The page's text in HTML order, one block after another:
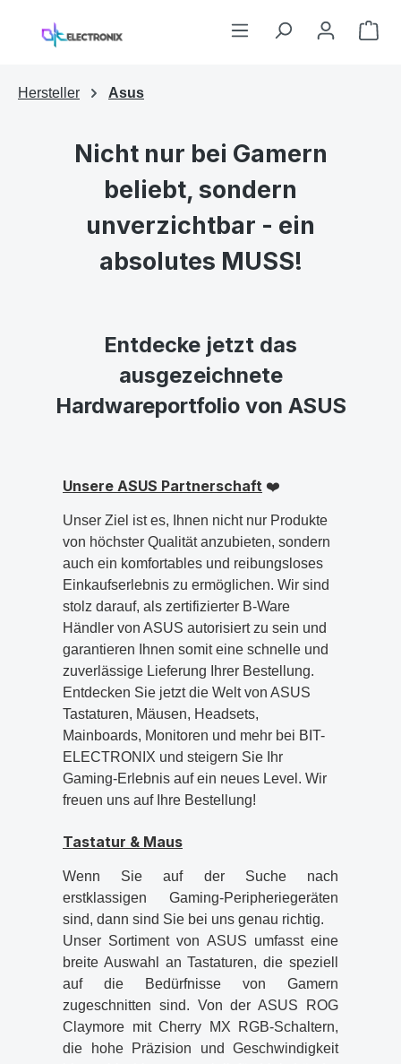
Zum Hauptinhalt springen
Hersteller Asus
Nicht nur bei Gamern
beliebt, sondern
unverzichtbar - ein
absolutes MUSS!
Entdecke jetzt das
ausgezeichnete
Hardwareportfolio von ASUS
Unsere ASUS Partnerschaft ❤️
Unser Ziel ist es, Ihnen nicht nur Produkte
von höchster Qualität anzubieten, sondern
auch ein komfortables und reibungsloses
Einkaufserlebnis zu ermöglichen. Wir sind
stolz darauf, als zertifizierter B-Ware
Händler von ASUS autorisiert zu sein und
garantieren Ihnen somit eine schnelle und
zuverlässige Lieferung Ihrer Bestellung.
Entdecken Sie jetzt die Welt von ASUS
Tastaturen, Mäusen, Headsets,
Mainboards, Monitoren und mehr bei BIT-
ELECTRONIX und steigern Sie Ihr
Gaming-Erlebnis auf ein neues Level. Wir
freuen uns auf Ihre Bestellung!
Tastatur & Maus
Wenn Sie auf der Suche nach
erstklassigen Gaming-Peripheriegeräten
sind, dann sind Sie bei uns genau richtig.
Unser Sortiment von ASUS umfasst eine
breite Auswahl an Tastaturen, die speziell
auf die Bedürfnisse von Gamern
zugeschnitten sind. Von der ASUS ROG
Claymore mit Cherry MX RGB-Schaltern,
die hohe Präzision und Geschwindigkeit